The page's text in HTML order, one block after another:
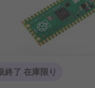
グの世界にすぐに
終了 在庫限り